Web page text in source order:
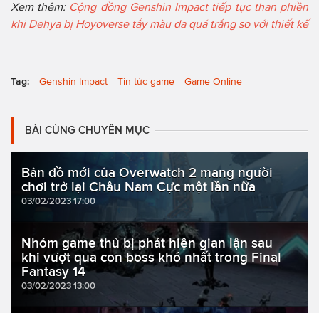
Xem thêm: Cộng đồng Genshin Impact tiếp tục than phiền
khi Dehya bị Hoyoverse tẩy màu da quá trắng so với thiết kế
Tag: Genshin Impact Tin tức game Game Online
BÀI CÙNG CHUYÊN MỤC
Bản đồ mới của Overwatch 2 mang người
chơi trở lại Châu Nam Cực một lần nữa
03/02/2023 17:00
Nhóm game thủ bị phát hiện gian lận sau
khi vượt qua con boss khó nhất trong Final
Fantasy 14
03/02/2023 13:00